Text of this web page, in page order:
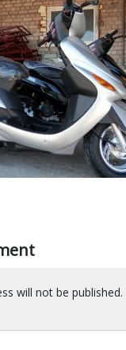
will not be published.